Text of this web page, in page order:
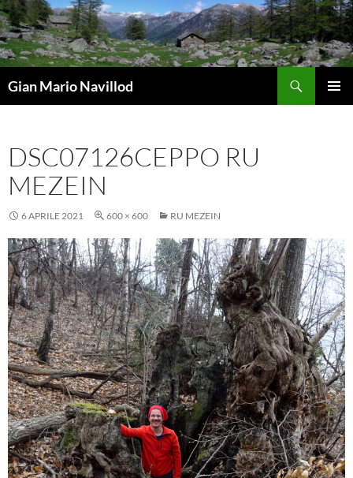
Vai
al
contenuto
Gian Mario Navillod
DSC07126CEPPO RU
MEZEIN
6 APRILE 2021 600 × 600 RU MEZEIN